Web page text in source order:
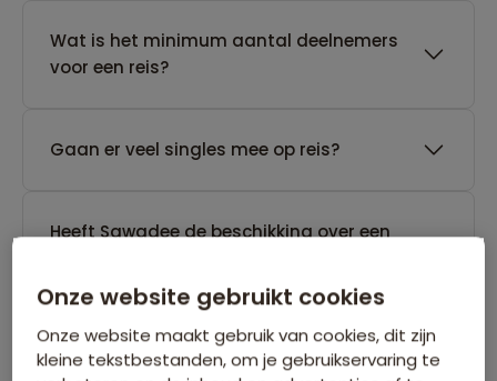
Wat is het minimum aantal deelnemers
voor een reis?
Gaan er veel singles mee op reis?
Heeft Sawadee de beschikking over een
Tot wanneer kan Sawadee een reis
annuleren die nog geen gegarandeerd
Onze website gebruikt cookies
Onze website maakt gebruik van cookies, dit zijn
kleine tekstbestanden, om je gebruikservaring te